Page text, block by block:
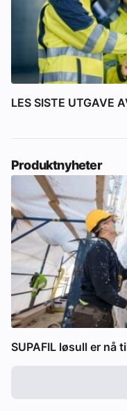
LES SISTE UTGAVE
Produktnyheter
SUPAFIL løsull er nå